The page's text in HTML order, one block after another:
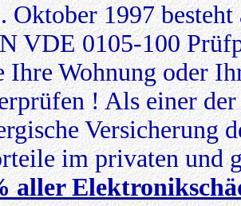
Oktober 1997
VDE 0105-100
Ihre Wohnung oder
! Als einer
Versicherung
im privaten und
aller